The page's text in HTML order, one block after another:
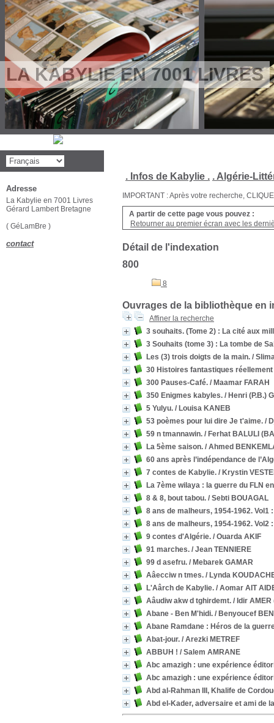
LA KABYLIE EN 7001 LIVRES
. Infos de Kabylie . . Algérie-
IMPORTANT : Après votre recherche,
A partir de cette page vous pouvez :
Retourner au premier écran avec les
Détail de l'indexation
800
8
Ouvrages de la bibliothèque en
Affiner la recherche
3 souhaits. (Tome 2) : La cité aux
3 Souhaits (tome 3) : La tombe de
Les (3) trois doigts de la main. /
30 Histoires fantastiques
300 Pauses-Café. / Maamar FARAH
350 Enigmes kabyles. / Henri (P.B.)
5 Yulyu. / Louisa KANEB
53 poèmes pour lui dire Je t'aime. /
59 n tmannawin. / Ferhat BALULI
La 5ème saison. / Ahmed
60 ans après l’indépendance de
7 contes de Kabylie. / Krystin
La 7ème wilaya : la guerre du FLN
8 & 8, bout tabou. / Sebti BOUAGAL
8 ans de malheurs, 1954-1962. Vol1
8 ans de malheurs, 1954-1962. Vol2
9 contes d'Algérie. / Ouarda AKIF
91 marches. / Jean TENNIERE
99 d asefru. / Mebarek GAMAR
Aâecciw n tmes. / Lynda
L'Aârch de Kabylie. / Aomar AIT
Aâudiw akw d tghirdemt. / Idir
Abane - Ben M'hidi. / Benyoucef
Abane Ramdane : Héros de la
Abat-jour. / Arezki METREF
ABBUH ! / Salem AMRANE
Abc amazigh : une expérience
Abc amazigh : une expérience
Abd al-Rahman III, Khalife de
Abd el-Kader, adversaire et ami de
Adresse
La Kabylie en 7001 Livres
Gérard Lambert Bretagne
( GéLamBre )
contact